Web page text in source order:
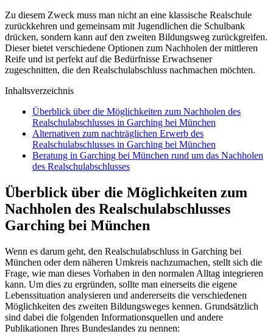
Zu diesem Zweck muss man nicht an eine klassische Realschule
zurückkehren und gemeinsam mit Jugendlichen die Schulbank
drücken, sondern kann auf den zweiten Bildungsweg zurückgreifen.
Dieser bietet verschiedene Optionen zum Nachholen der mittleren
Reife und ist perfekt auf die Bedürfnisse Erwachsener
zugeschnitten, die den Realschulabschluss nachmachen möchten.
Inhaltsverzeichnis
Überblick über die Möglichkeiten zum Nachholen des
Realschulabschlusses in Garching bei München
Alternativen zum nachträglichen Erwerb des
Realschulabschlusses in Garching bei München
Beratung in Garching bei München rund um das Nachholen
des Realschulabschlusses
Überblick über die Möglichkeiten zum
Nachholen des Realschulabschlusses
Garching bei München
Wenn es darum geht, den Realschulabschluss in Garching bei
München oder dem näheren Umkreis nachzumachen, stellt sich die
Frage, wie man dieses Vorhaben in den normalen Alltag integrieren
kann. Um dies zu ergründen, sollte man einerseits die eigene
Lebenssituation analysieren und andererseits die verschiedenen
Möglichkeiten des zweiten Bildungsweges kennen. Grundsätzlich
sind dabei die folgenden Informationsquellen und andere
Publikationen Ihres Bundeslandes zu nennen: